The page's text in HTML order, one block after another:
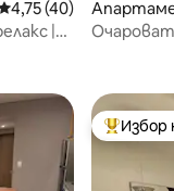
оценка: 4,75
4,75 (40)
|
ти
Най-Избор